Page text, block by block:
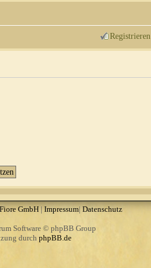
Registrieren
Fiore GmbH| Impressum| Datenschutz
Software © phpBB Group
durch phpBB.de